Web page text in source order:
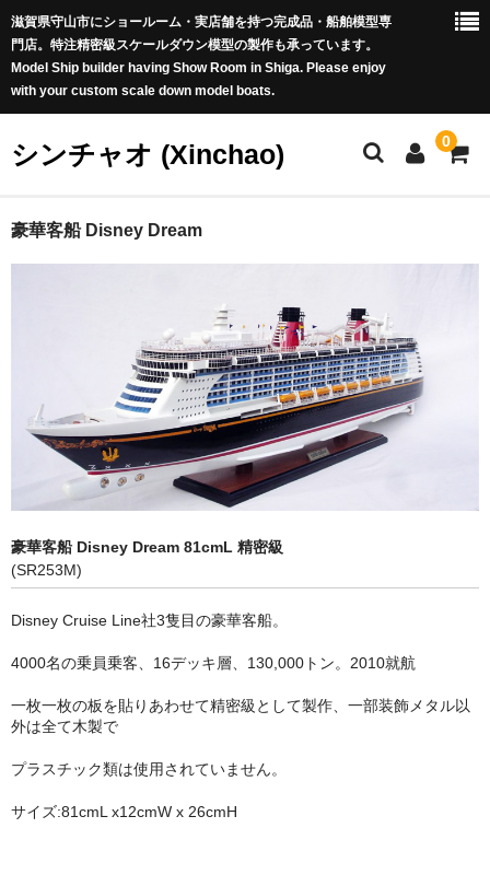
滋賀県守山市にショールーム・実店舗を持つ完成品・船舶模型専
門店。特注精密級スケールダウン模型の製作も承っています。
Model Ship builder having Show Room in Shiga. Please enjoy
with your custom scale down model boats.
シンチャオ (Xinchao) 0
ホーム
世界の帆船 (Famous Tall Ships worldwide)
豪華客船 (Luxury Liners)
戦艦 (Battle Ships)
ヨット (Classic Yachts, Modern Yachts)
ｸﾙｰｻﾞｰ､ｽﾋﾟｰﾄﾞﾎﾞｰﾄ (Modern Yachts , Speed Boats)
乗り物（Vehicles Wooden/Metal)
立体像・絵画 (Figures, Pictures)
豪華客船 Disney Dream
豪華客船 Disney Dream 81cmL 精密級
(SR253M)
Disney Cruise Line社3隻目の豪華客船。
4000名の乗員乗客、16デッキ層、130,000トン。2010就航
一枚一枚の板を貼りあわせて精密級として製作、一部装飾メタル以
外は全て木製で
プラスチック類は使用されていません。
サイズ:81cmL x12cmW x 26cmH